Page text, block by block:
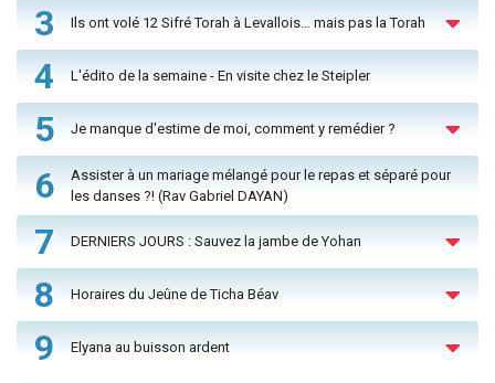
3 Ils ont volé 12 Sifré Torah à Levallois… mais pas la Torah
4 L'édito de la semaine - En visite chez le Steipler
5 Je manque d'estime de moi, comment y remédier ?
6
Assister à un mariage mélangé pour le repas et séparé pour
les danses ?! (Rav Gabriel DAYAN)
7 DERNIERS JOURS : Sauvez la jambe de Yohan
8 Horaires du Jeûne de Ticha Béav
9 Elyana au buisson ardent